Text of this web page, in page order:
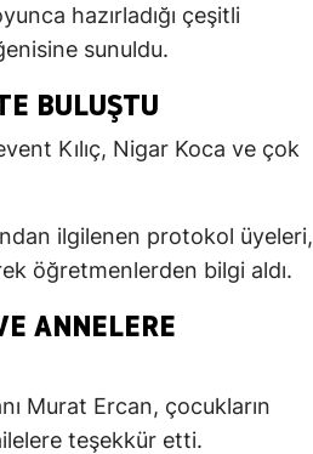
hazırladığı çeşitli
sunuldu.
BULUŞTU
Kılıç, Nigar Koca ve çok
ilgilenen protokol üyeleri,
öğretmenlerden bilgi aldı.
ANNELERE
Murat Ercan, çocukların
teşekkür etti.